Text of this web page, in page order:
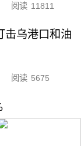
阅读 11811
击乌港口和油
阅读 5675